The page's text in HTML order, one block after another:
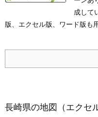
成して
版、エクセル版、ワード版も
長崎県の地図（エクセ